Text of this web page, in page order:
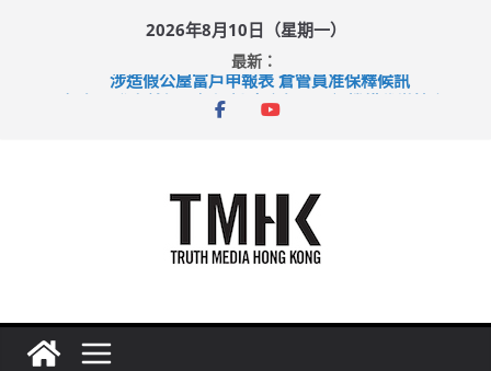
2026年8月10日（星期一）
最新：
涉造假公屋富戶申報表 倉管員准保釋候訊